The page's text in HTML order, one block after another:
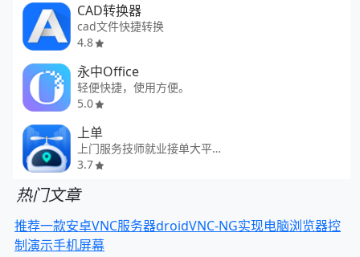
CAD转换器
cad文件快捷转换
4.8
永中Office
轻便快捷，使用方便。
5.0
上单
上门服务技师就业接单大平台
3.7
热门文章
推荐一款安卓VNC服务器droidVNC-NG实现电脑浏览器控
制演示手机屏幕